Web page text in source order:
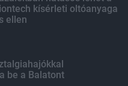
kísérleti oltóanyaga
ellen
be a Balatont